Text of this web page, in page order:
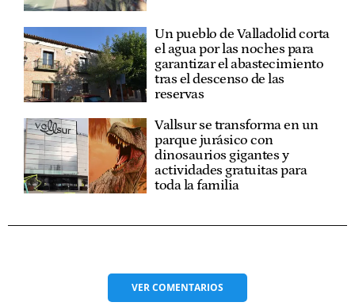
Un pueblo de Valladolid corta
el agua por las noches para
garantizar el abastecimiento
tras el descenso de las
reservas
Vallsur se transforma en un
parque jurásico con
dinosaurios gigantes y
actividades gratuitas para
toda la familia
VERCOMENTARIOS